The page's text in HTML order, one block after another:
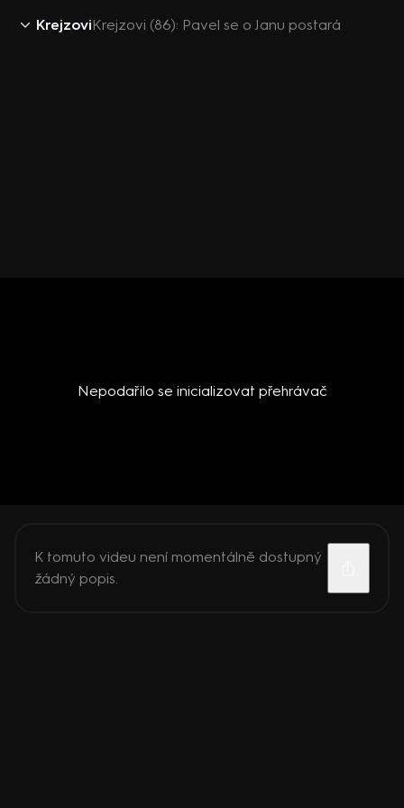
KrejzoviKrejzovi (86): Pavel se o Janu postará
Nepodařilo se inicializovat přehrávač
K tomuto videu není momentálně dostupný
žádný popis.